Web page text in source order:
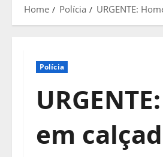
Home Polícia URGENTE:
Polícia
em